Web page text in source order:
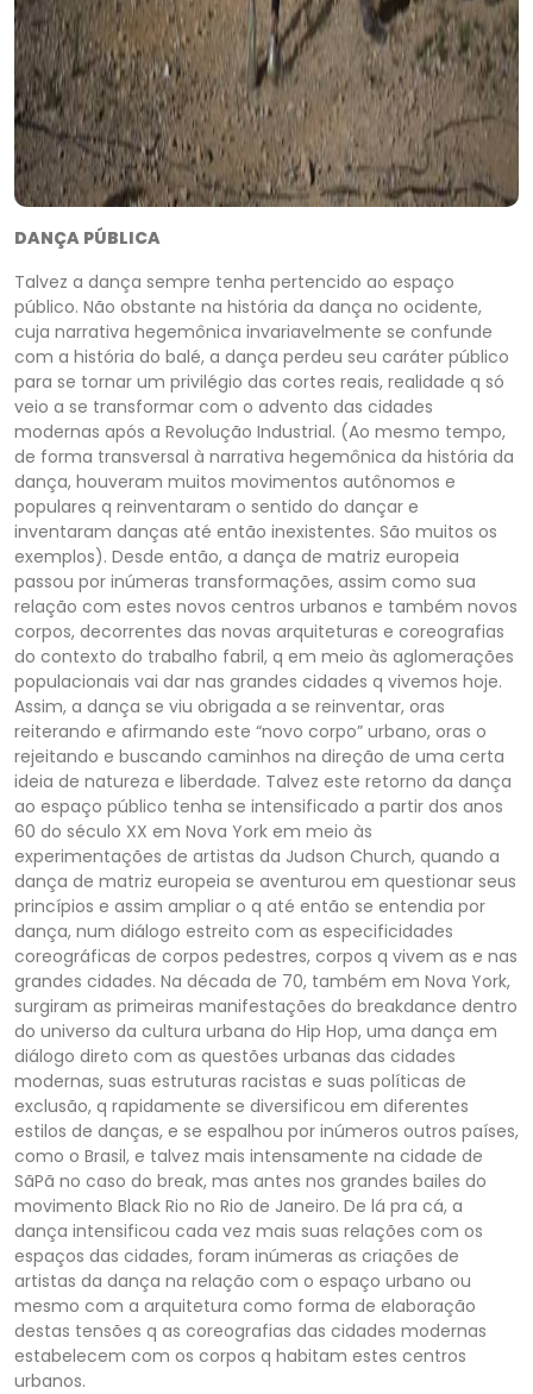
DANÇA PÚBLICA
Talvez a dança sempre tenha pertencido ao espaço
público. Não obstante na história da dança no ocidente,
cuja narrativa hegemônica invariavelmente se confunde
com a história do balé, a dança perdeu seu caráter público
para se tornar um privilégio das cortes reais, realidade q só
veio a se transformar com o advento das cidades
modernas após a Revolução Industrial. (Ao mesmo tempo,
de forma transversal à narrativa hegemônica da história da
dança, houveram muitos movimentos autônomos e
populares q reinventaram o sentido do dançar e
inventaram danças até então inexistentes. São muitos os
exemplos). Desde então, a dança de matriz europeia
passou por inúmeras transformações, assim como sua
relação com estes novos centros urbanos e também novos
corpos, decorrentes das novas arquiteturas e coreografias
do contexto do trabalho fabril, q em meio às aglomerações
populacionais vai dar nas grandes cidades q vivemos hoje.
Assim, a dança se viu obrigada a se reinventar, oras
reiterando e afirmando este “novo corpo” urbano, oras o
rejeitando e buscando caminhos na direção de uma certa
ideia de natureza e liberdade. Talvez este retorno da dança
ao espaço público tenha se intensificado a partir dos anos
60 do século XX em Nova York em meio às
experimentações de artistas da Judson Church, quando a
dança de matriz europeia se aventurou em questionar seus
princípios e assim ampliar o q até então se entendia por
dança, num diálogo estreito com as especificidades
coreográficas de corpos pedestres, corpos q vivem as e nas
grandes cidades. Na década de 70, também em Nova York,
surgiram as primeiras manifestações do breakdance dentro
do universo da cultura urbana do Hip Hop, uma dança em
diálogo direto com as questões urbanas das cidades
modernas, suas estruturas racistas e suas políticas de
exclusão, q rapidamente se diversificou em diferentes
estilos de danças, e se espalhou por inúmeros outros países,
como o Brasil, e talvez mais intensamente na cidade de
SãPã no caso do break, mas antes nos grandes bailes do
movimento Black Rio no Rio de Janeiro. De lá pra cá, a
dança intensificou cada vez mais suas relações com os
espaços das cidades, foram inúmeras as criações de
artistas da dança na relação com o espaço urbano ou
mesmo com a arquitetura como forma de elaboração
destas tensões q as coreografias das cidades modernas
estabelecem com os corpos q habitam estes centros
urbanos.